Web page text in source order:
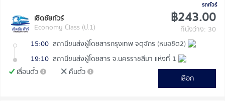
รถทัวร์
เชิดชัยทัวร์
Economy Class (ป.1)
฿243.00
ที่นั่งว่าง: 30
15:00 สถานีขนส่งผู้โดยสารกรุงเทพ จตุจักร (หมอชิต2)
19:10 สถานีขนส่งผู้โดยสาร จ.นครราชสีมา แห่งที่ 1
เลื่อนตั๋ว
คืนตั๋ว
เลือก